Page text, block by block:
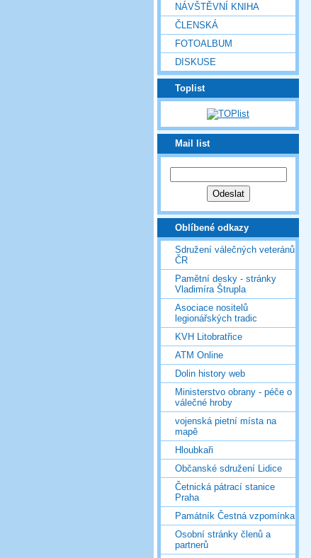
NÁVŠTĚVNÍ KNIHA
ČLENSKÁ
FOTOALBUM
DISKUSE
Toplist
Mail list
Oblíbené odkazy
Sdružení válečných veteránů
ČR
Pamětní desky - stránky
Vladimíra Štrupla
Asociace nositelů
legionářských tradic
KVH Litobratřice
ATM Online
Dolin history web
Ministerstvo obrany - péče o
válečné hroby
vojenská pietní místa na
mapě
Hloubkaři
Občanské sdružení Lidice
Četnická pátrací stanice
Praha
Památník Čestná vzpomínka
Osobní stránky členů a
partnerů